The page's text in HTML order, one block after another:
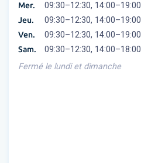
Mer. 09:30–12:30, 14:00–19:00
Jeu. 09:30–12:30, 14:00–19:00
Ven. 09:30–12:30, 14:00–19:00
Sam.
09:30–12:30, 14:00–18:00
Fermé le lundi et dimanche